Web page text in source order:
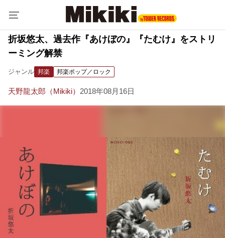
折坂悠太、過去作『あけぼの』『たむけ』をストリ
ーミング解禁
ジャンル 邦楽 邦楽ポップ／ロック
天野龍太郎（Mikiki） 2018年08月16日